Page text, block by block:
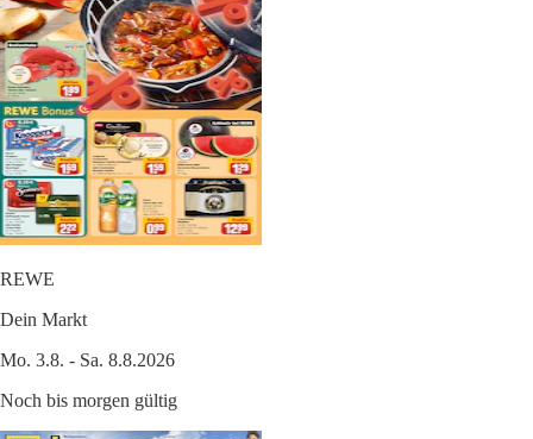
REWE
Dein Markt
Mo. 3.8. - Sa. 8.8.2026
Noch bis morgen gültig